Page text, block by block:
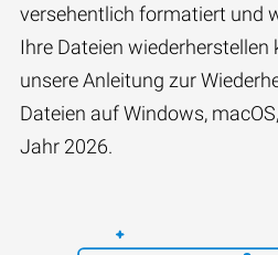
versehentlich formatiert und
Ihre Dateien wiederherstellen
unsere Anleitung zur
Dateien auf Windows,
Jahr 2026.